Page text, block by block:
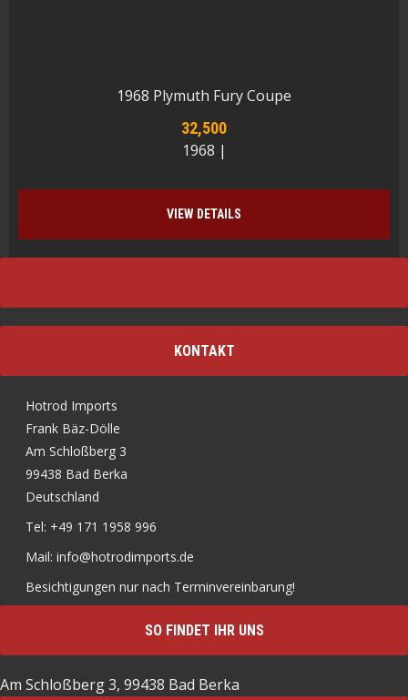
1968 Plymuth Fury Coupe
32,500
1968 |
VIEW DETAILS
KONTAKT
Hotrod Imports
Frank Bäz-Dölle
Am Schloßberg 3
99438 Bad Berka
Deutschland
Tel: +49 171 1958 996
Mail: info@hotrodimports.de
Besichtigungen nur nach Terminvereinbarung!
SO FINDET IHR UNS
Am Schloßberg 3, 99438 Bad Berka